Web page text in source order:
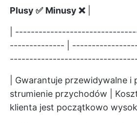
Plusy ✅ Minusy ❌
|
-------------- |
| Gwarantuje przewidywalne i
strumienie przychodów |
klienta jest początkowo